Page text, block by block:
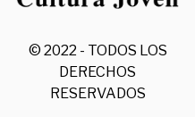
© 2022 - TODOS LOS
DERECHOS
RESERVADOS